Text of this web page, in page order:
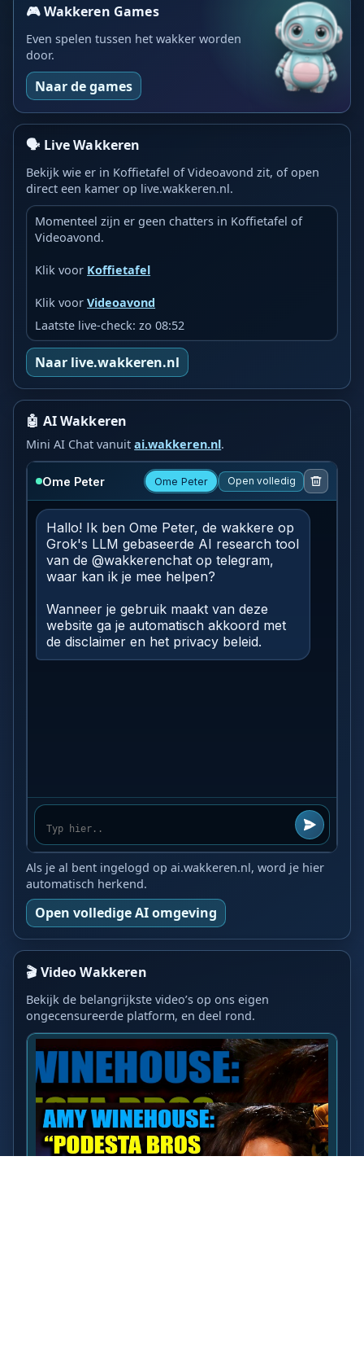
🎮 Wakkeren Games
Even spelen tussen het wakker worden
door.
Naar de games
🗣️ Live Wakkeren
Bekijk wie er in Koffietafel of Videoavond zit, of open
direct een kamer op live.wakkeren.nl.
Momenteel zijn er geen chatters in Koffietafel of
Videoavond.
Klik voor Koffietafel
Klik voorVideoavond
Laatste live-check: zo 08:52
Naar live.wakkeren.nl
🤖 AI Wakkeren
Mini AI Chat vanuitai.wakkeren.nl.
Als je al bent ingelogd op ai.wakkeren.nl, word je hier
automatisch herkend.
Open volledige AI omgeving
🎬 Video Wakkeren
Bekijk de belangrijkste video’s op ons eigen
ongecensureerde platform, en deel rond.